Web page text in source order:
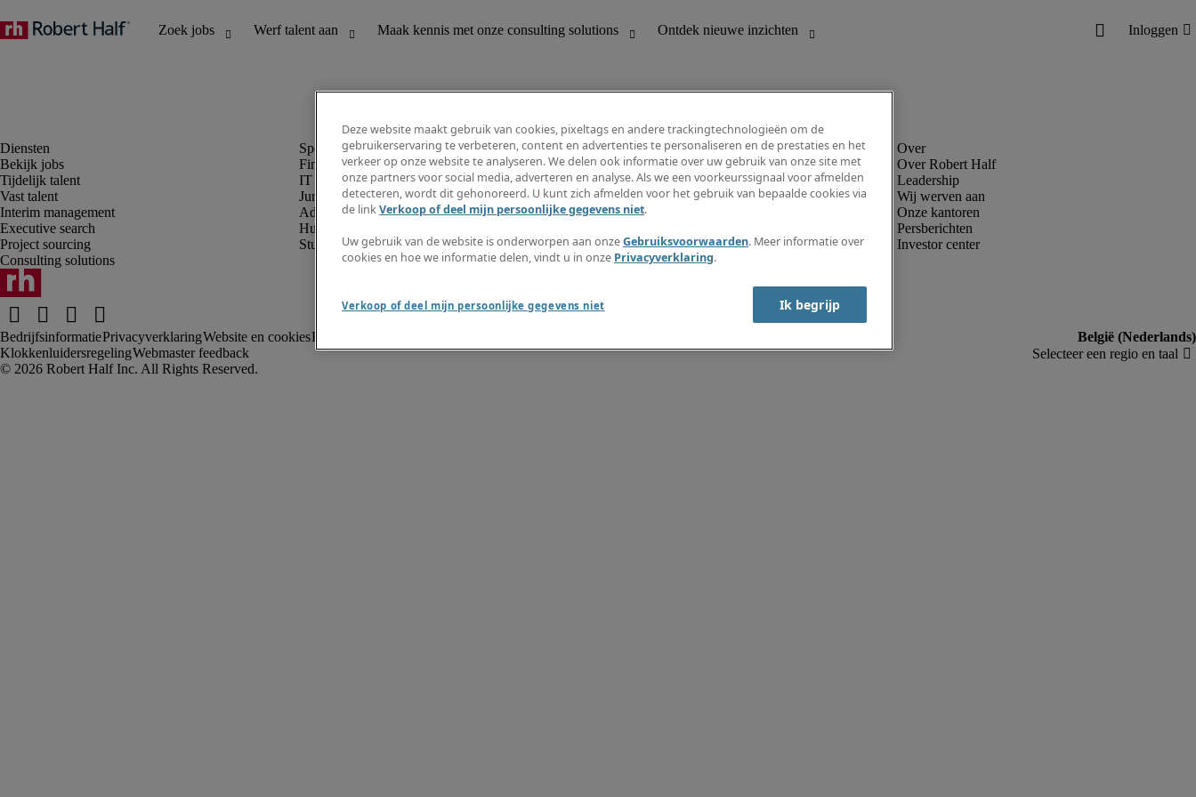
Bekijk jobs
Tijdelijk talent
Vast talent
Interim management
Executive search
Project sourcing
Consulting solutions
Finance en boekhouding
IT en digital
Juridisch
Administratie en office support
Human resources
Student
Ontdek nieuwe inzichten
Jobomschrijvingen
Salarisgids
Timesheets
Maak een jobalert aan
Informatiecentrum
Over Robert Half
Leadership
Wij werven aan
Onze kantoren
Persberichten
Investor center
BedrijfsinformatiePrivacyverklaringWebsite en cookiesRekruteringsvoorwaarden
KlokkenluidersregelingWebmaster feedback
Deze website maakt gebruik van cookies, pixeltags en andere trackingtechnologieën om de
gebruikerservaring te verbeteren, content en advertenties te personaliseren en de prestaties en het
verkeer op onze website te analyseren. We delen ook informatie over uw gebruik van onze site met
onze partners voor social media, adverteren en analyse. Als we een voorkeurssignaal voor afmelden
detecteren, wordt dit gehonoreerd. U kunt zich afmelden voor het gebruik van bepaalde cookies via
de linkVerkoop of deel mijn persoonlijke gegevens niet.
Uw gebruik van de website is onderworpen aan onzeGebruiksvoorwaarden. Meer informatie over
cookies en hoe we informatie delen, vindt u in onze Privacyverklaring.
Verkoop of deel mijn persoonlijke gegevens niet Ik begrijp